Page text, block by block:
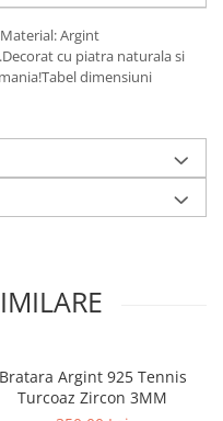
Argint
cu piatra naturala si
dimensiuni
Bratara Argint 925 Tennis
Turcoaz Zircon 3MM